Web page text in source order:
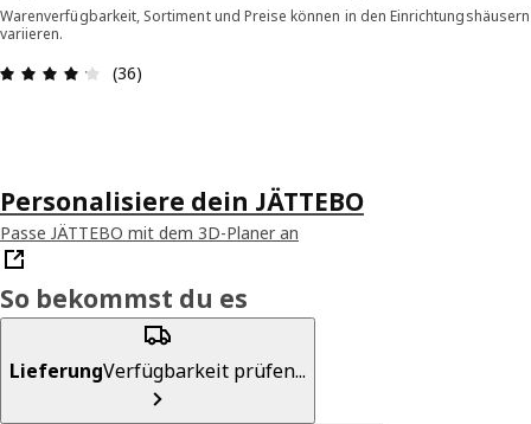
Warenverfügbarkeit, Sortiment und Preise können in den Einrichtungshäusern
variieren.
Bewertung: 4.2 von 5 Sterne Alle Bewertungen:
(36)
Personalisiere dein JÄTTEBO
Passe JÄTTEBO mit dem 3D-Planer an
So bekommst du es
LieferungVerfügbarkeit prüfen...